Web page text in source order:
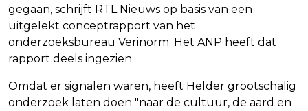
gegaan, schrijft RTL Nieuws op basis van een
uitgelekt conceptrapport van het
onderzoeksbureau Verinorm. Het ANP heeft dat
rapport deels ingezien.
Omdat er signalen waren, heeft Helder grootschalig
onderzoek laten doen "naar de cultuur, de aard en